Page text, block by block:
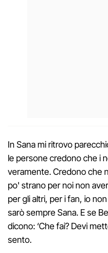
In Sana mi ritrovo
le persone credono che i
veramente. Credono che
po' strano per noi non
per gli altri, per i fan, io
sarò sempre Sana. E se
dicono: ‘Che fai? Devi
sento.